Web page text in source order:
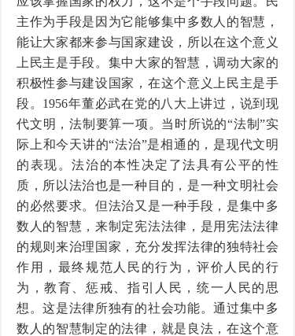
主作为手段是因为它能够集中多数人的智慧，
能让大家都来参与国家建设，所以在这个意义
上民主是手段。集中大家的智慧，调动大家的
积极性参与建设国家，在这个意义上民主是手
段。1956年董必武在党的八大上讲过，说到现
代文明，法制要算一项。当时所说的“法制”实
际上和今天讲的“法治”是相通的，是现代文明
的表现。法治的本性决定了法具有公平的性
质，所以法治也是一种目的，是一种文明社会
的必然要求。但法治又是一种手段，是集中多
数人的智慧，来制定宪法法律，是用宪法法律
的规则来治理国家，充分发挥法律的独特社会
作用，最终规范人民的行为，评价人民的行
为，教育、惩戒、指引人民，统一人民的思
想。这是法律所独有的社会功能。通过集中多
数人的智慧制定的法律，就是良法，在这个意